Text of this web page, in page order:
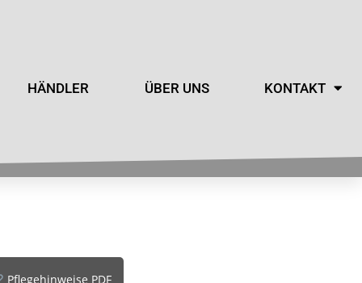
HÄNDLER ÜBER UNS KONTAKT
Pflegehinweise PDF